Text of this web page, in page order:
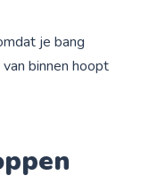
je bang
binnen hoopt